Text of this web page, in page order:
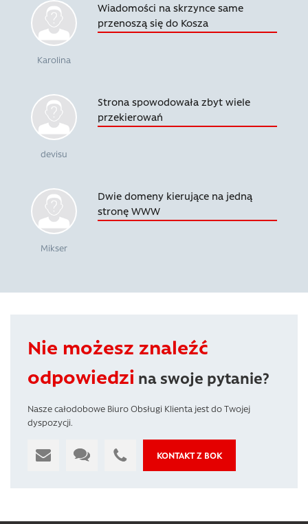
Karolina
Wiadomości na skrzynce same
przenoszą się do Kosza
devisu
Strona spowodowała zbyt wiele
przekierowań
Mikser
Dwie domeny kierujące na jedną
stronę WWW
Nie możesz znaleźć
odpowiedzi na swoje pytanie?
Nasze całodobowe Biuro Obsługi Klienta jest do Twojej
dyspozycji.
KONTAKT Z BOK